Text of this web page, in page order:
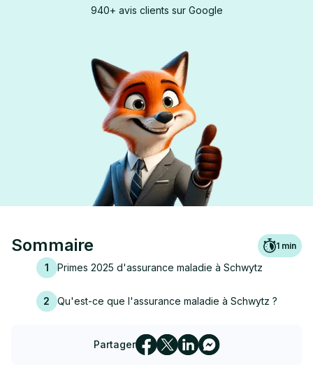
940+ avis clients sur Google
Sommaire 1 min
1 Primes 2025 d'assurance maladie à Schwytz
2 Qu'est-ce que l'assurance maladie à Schwytz ?
Partager